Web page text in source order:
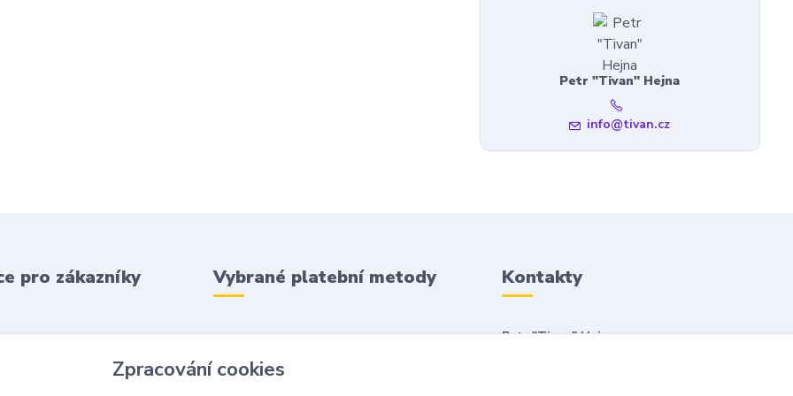
Petr "Tivan" Hejna
info@tivan.cz
pro zákazníky Vybrané platební metody Kontakty
Petr "Tivan" Hejna
Zpracování cookies